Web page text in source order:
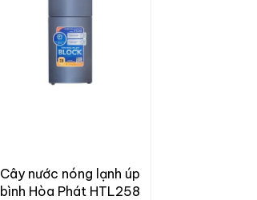
Cây nước nóng lạnh úp
bình Hòa Phát HTL258